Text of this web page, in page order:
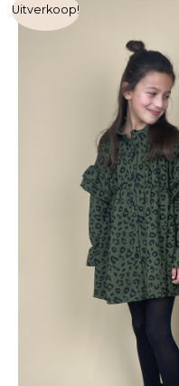
Uitverkoop!
Elif
-